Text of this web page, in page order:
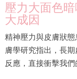
壓力大面色
大成因
精神壓力與皮膚狀
膚學研究指出，長
反應，直接衝擊我們